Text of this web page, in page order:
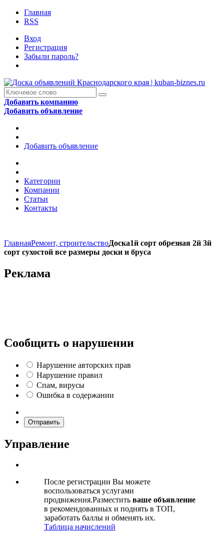
Главная
RSS
Вход
Регистрация
Забыли пароль?
Добавить компанию
Добавить объявление
Добавить объявление
Категории
Компании
Статьи
Контакты
ГлавнаяРемонт, строительствоДоска1й сорт обрезная 2й 3й
сорт сухостой все размеры доски и бруса
Реклама
Сообщить о нарушении
Нарушение авторских прав
Нарушение правил
Спам, вирусы
Ошибка в содержании
Отправить
Управление
После регистрации Вы можете
воспользоваться услугами
продвижения.Разместить ваше объявление
в рекомендованных и поднять в ТОП,
заработать баллы и обменять их.
Таблица начислений